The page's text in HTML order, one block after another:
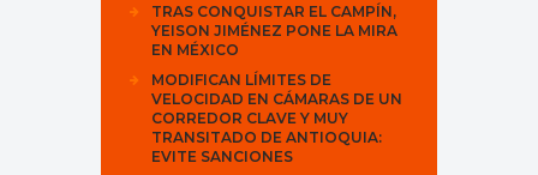
TRAS CONQUISTAR EL CAMPÍN,
YEISON JIMÉNEZ PONE LA MIRA
EN MÉXICO
MODIFICAN LÍMITES DE
VELOCIDAD EN CÁMARAS DE UN
CORREDOR CLAVE Y MUY
TRANSITADO DE ANTIOQUIA:
EVITE SANCIONES